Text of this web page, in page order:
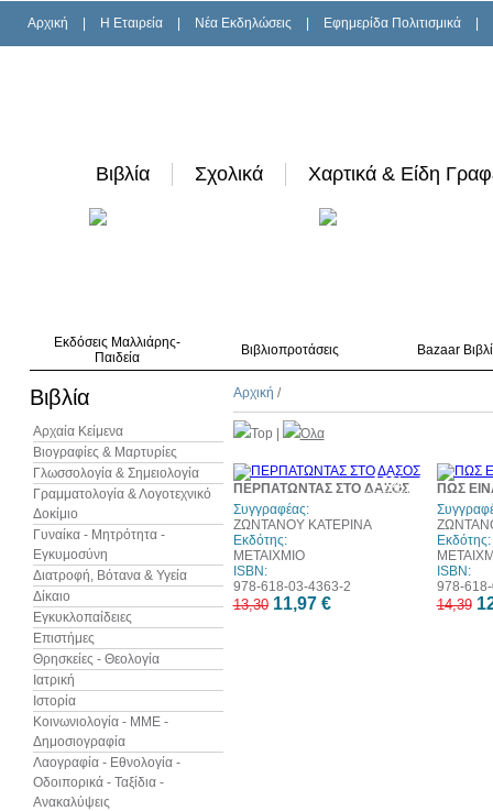
Αρχική H Εταιρεία Νέα Εκδηλώσεις Εφημερίδα Πολιτισμικά
Βιβλία Σχολικά Χαρτικά & Είδη
Εκδόσεις Μαλλιάρης-
Παιδεία
Βιβλιοπροτάσεις Bazaar
Βιβλία
Αρχαία Κείμενα
Βιογραφίες & Μαρτυρίες
Γλωσσολογία & Σημειολογία
Γραμματολογία & Λογοτεχνικό
Δοκίμιο
Γυναίκα - Μητρότητα -
Εγκυμοσύνη
Διατροφή, Βότανα & Υγεία
Δίκαιο
Εγκυκλοπαίδειες
Επιστήμες
Θρησκείες - Θεολογία
Ιατρική
Ιστορία
Κοινωνιολογία - ΜΜΕ -
Δημοσιογραφία
Λαογραφία - Εθνολογία -
Οδοιπορικά - Ταξίδια -
Ανακαλύψεις
Αρχική /
Top Όλα
10%
έκπτωση
ΠΕΡΠΑΤΩΝΤΑΣ ΣΤΟ ΔΑΣΟΣ
Συγγραφέας:
ΖΩΝΤΑΝΟΥ ΚΑΤΕΡΙΝΑ
Εκδότης:
ΜΕΤΑΙΧΜΙΟ
ISBN:
978-618-03-4363-2
13,30 11,97 €
ΠΩΣ
Εκδότης:
ISBN:
978-
14,39